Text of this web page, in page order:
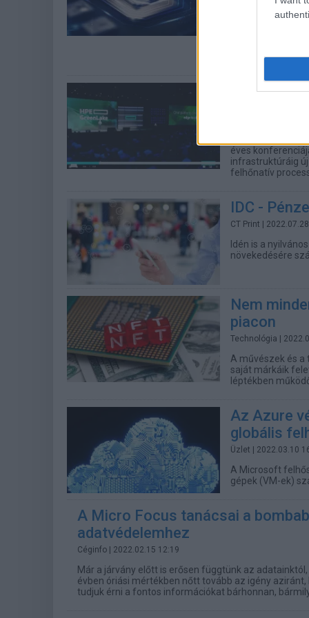
Európában
piaca az IDC
eseményekkel
HPE
éves
infrastruktúráig
felhőnatív
IDC -
CT Print |
Idén is a
növekedésére
Nem
piacon
Technológia |
A művészek és a
saját márkáik
léptékben
Az Azure
globális
Üzlet | 2022.03.10
A Microsoft
gépek (VM-ek)
A Micro Focus tanácsai a
adatvédelemhez
Céginfo | 2022.02.15 12:19
Már a járvány előtt is erősen függtünk az
évben óriási mértékben nőtt tovább az igény aziránt,
tudjuk érni a fontos információkat bárhonnan,